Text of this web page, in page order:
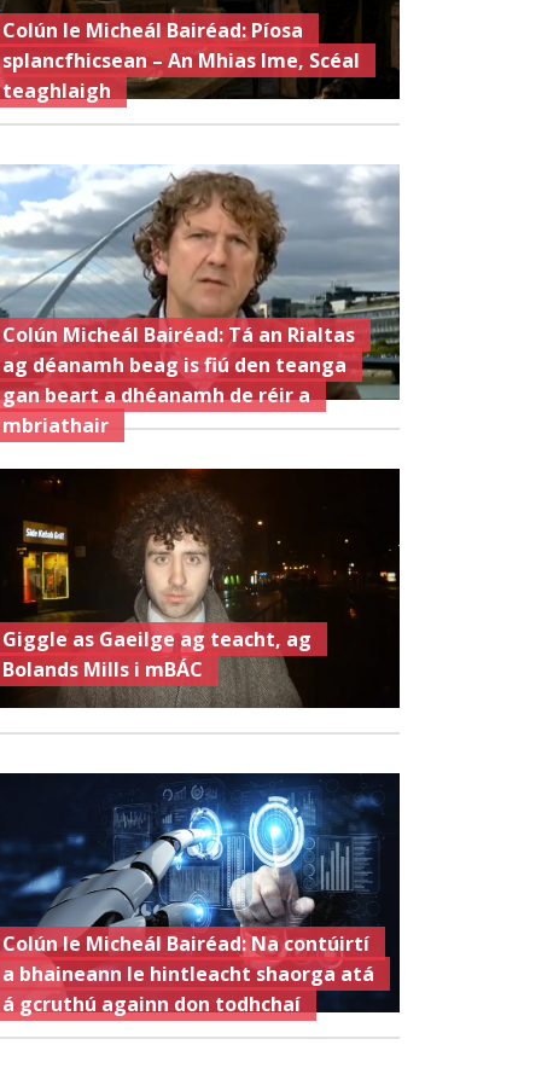
Colún le Micheál Bairéad: Píosa
splancfhicsean – An Mhias Ime, Scéal
teaghlaigh
Colún Micheál Bairéad: Tá an Rialtas
ag déanamh beag is fiú den teanga
gan beart a dhéanamh de réir a
mbriathair
Giggle as Gaeilge ag teacht, ag
Bolands Mills i mBÁC
Colún le Micheál Bairéad: Na contúirtí
a bhaineann le hintleacht shaorga atá
á gcruthú againn don todhchaí